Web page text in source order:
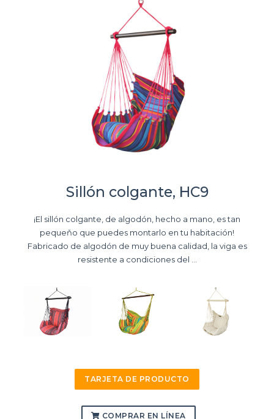
Sillón colgante, HC9
¡El sillón colgante, de algodón, hecho a mano, es tan
pequeňo que puedes montarlo en tu habitación!
Fabricado de algodón de muy buena calidad, la viga es
resistente a condiciones del ...
TARJETA DE PRODUCTO
COMPRAR EN LÍNEA